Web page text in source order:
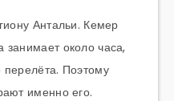
Антальи. Кемер
около часа,
Поэтому
именно его.